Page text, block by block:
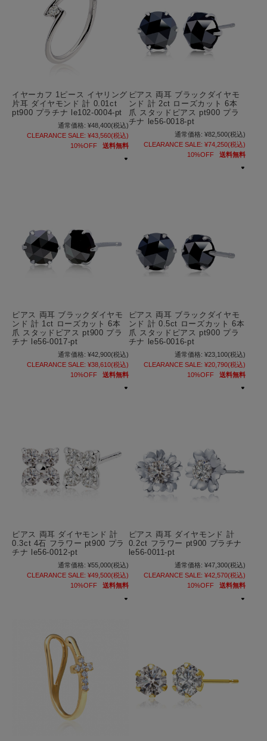
イヤーカフ 1ピース イヤリング
片耳 ダイヤモンド 計 0.01ct
pt900 プラチナ le102-0004-pt
通常価格: ¥48,400(税込)
CLEARANCE SALE: ¥43,560(税込)
10%OFF
送料無料
ピアス 両耳 ブラックダイヤモ
ンド 計 2ct ローズカット 6本
爪 スタッドピアス pt900 プラ
チナ le56-0018-pt
通常価格: ¥82,500(税込)
CLEARANCE SALE: ¥74,250(税込)
10%OFF
送料無料
ピアス 両耳 ブラックダイヤモ
ンド 計 1ct ローズカット 6本
爪 スタッドピアス pt900 プラ
チナ le56-0017-pt
通常価格: ¥42,900(税込)
CLEARANCE SALE: ¥38,610(税込)
10%OFF
送料無料
ピアス 両耳 ブラックダイヤモ
ンド 計 0.5ct ローズカット 6本
爪 スタッドピアス pt900 プラ
チナ le56-0016-pt
通常価格: ¥23,100(税込)
CLEARANCE SALE: ¥20,790(税込)
10%OFF
送料無料
ピアス 両耳 ダイヤモンド 計
0.3ct 4石 フラワー pt900 プラ
チナ le56-0012-pt
通常価格: ¥55,000(税込)
CLEARANCE SALE: ¥49,500(税込)
10%OFF
送料無料
ピアス 両耳 ダイヤモンド 計
0.2ct フラワー pt900 プラチナ
le56-0011-pt
通常価格: ¥47,300(税込)
CLEARANCE SALE: ¥42,570(税込)
10%OFF
送料無料